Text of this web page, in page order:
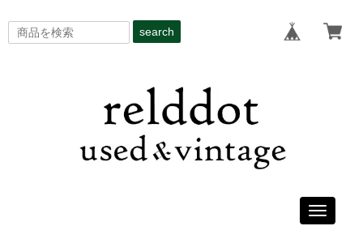
search
Toggle